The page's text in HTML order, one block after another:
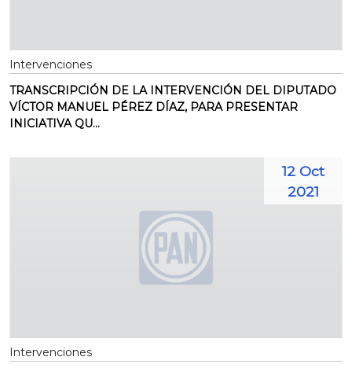
Intervenciones
TRANSCRIPCIÓN DE LA INTERVENCIÓN DEL DIPUTADO
VÍCTOR MANUEL PÉREZ DÍAZ, PARA PRESENTAR
INICIATIVA QU...
12 Oct
2021
Intervenciones